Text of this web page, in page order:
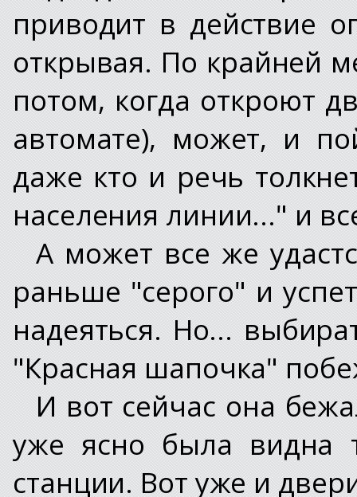
приводит в действие
открывая. По крайней
потом, когда откроют
автомате), может, и
даже кто и речь
населения линии..." и
А может все же
раньше "серого" и
надеяться. Но...
"Красная шапочка"
И вот сейчас она
уже ясно была видна
станции. Вот уже и